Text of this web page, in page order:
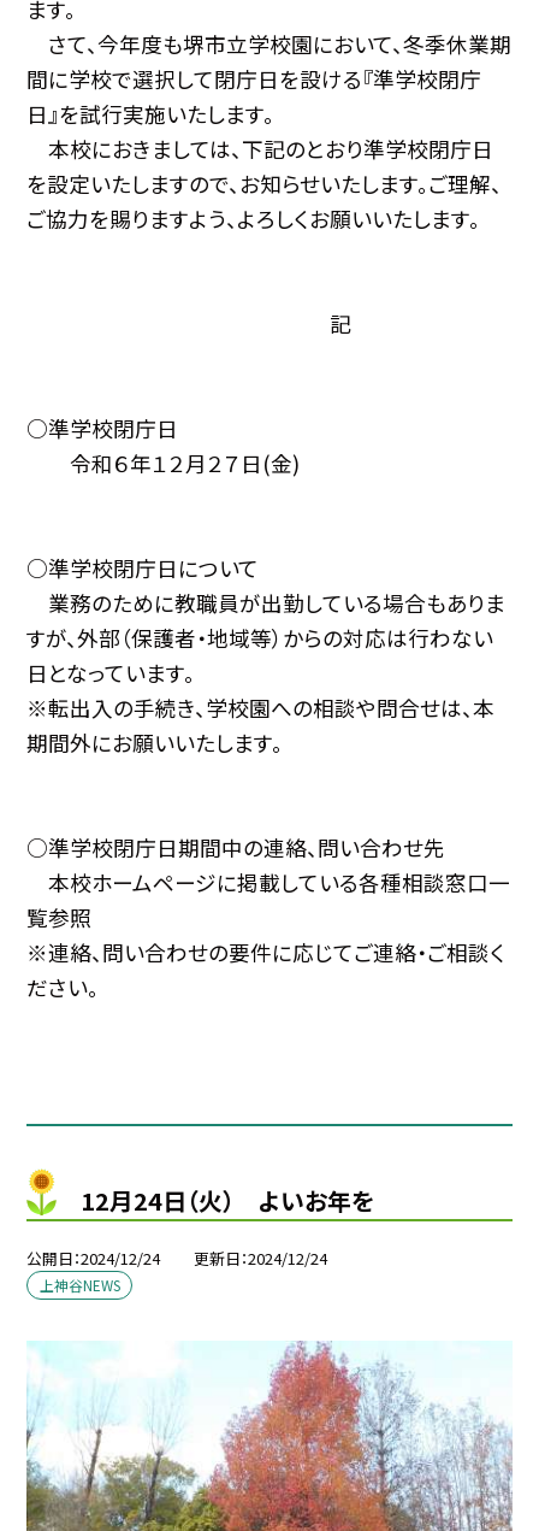
ます。
さて、今年度も堺市立学校園において、冬季休業期
間に学校で選択して閉庁日を設ける『準学校閉庁
日』を試行実施いたします。
本校におきましては、下記のとおり準学校閉庁日
を設定いたしますので、お知らせいたします。ご理解、
ご協力を賜りますよう、よろしくお願いいたします。
記
○準学校閉庁日
令和６年１２月２７日(金)
○準学校閉庁日について
業務のために教職員が出勤している場合もありま
すが、外部（保護者・地域等）からの対応は行わない
日となっています。
※転出入の手続き、学校園への相談や問合せは、本
期間外にお願いいたします。
○準学校閉庁日期間中の連絡、問い合わせ先
本校ホームページに掲載している各種相談窓口一
覧参照
※連絡、問い合わせの要件に応じてご連絡・ご相談く
ださい。
12月24日（火） よいお年を
公開日 2024/12/24 更新日 2024/12/24
上神谷NEWS